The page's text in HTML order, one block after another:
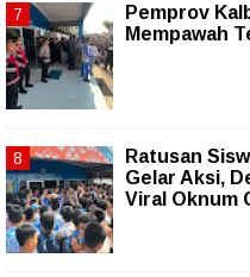
Pemprov
Mempawah
Ratusan
Gelar Aksi,
Viral Oknum